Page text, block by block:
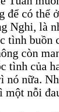
để có thể
Nghi, là
tình buồn
còn
tình của
nó nữa.
một nỗi